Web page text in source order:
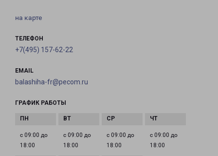
на карте
ТЕЛЕФОН
+7(495) 157-62-22
EMAIL
balashiha-fr@pecom.ru
ГРАФИК РАБОТЫ
с 09:00 до
18:00
с 09:00 до
18:00
с 09:00 до
18:00
с 09:00 до
18:00